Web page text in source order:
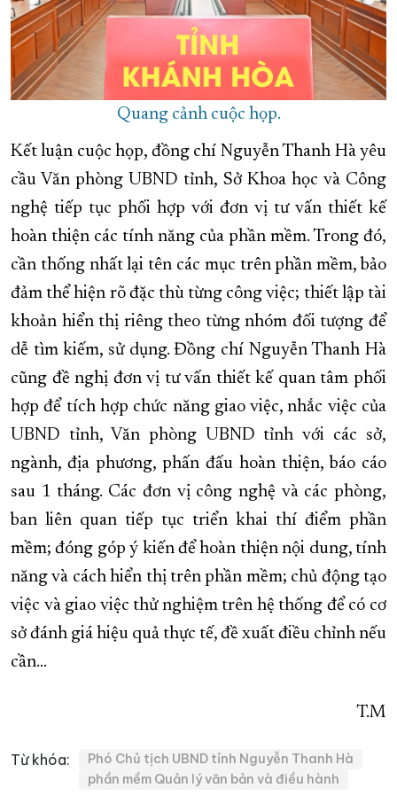
Quang cảnh cuộc họp.
Kết luận cuộc họp, đồng chí Nguyễn Thanh Hà yêu
cầu Văn phòng UBND tỉnh, Sở Khoa học và Công
nghệ tiếp tục phối hợp với đơn vị tư vấn thiết kế
hoàn thiện các tính năng của phần mềm. Trong đó,
cần thống nhất lại tên các mục trên phần mềm, bảo
đảm thể hiện rõ đặc thù từng công việc; thiết lập tài
khoản hiển thị riêng theo từng nhóm đối tượng để
dễ tìm kiếm, sử dụng. Đồng chí Nguyễn Thanh Hà
cũng đề nghị đơn vị tư vấn thiết kế quan tâm phối
hợp để tích hợp chức năng giao việc, nhắc việc của
UBND tỉnh, Văn phòng UBND tỉnh với các sở,
ngành, địa phương, phấn đấu hoàn thiện, báo cáo
sau 1 tháng. Các đơn vị công nghệ và các phòng,
ban liên quan tiếp tục triển khai thí điểm phần
mềm; đóng góp ý kiến để hoàn thiện nội dung, tính
năng và cách hiển thị trên phần mềm; chủ động tạo
việc và giao việc thử nghiệm trên hệ thống để có cơ
sở đánh giá hiệu quả thực tế, đề xuất điều chỉnh nếu
cần…
T.M
Từ khóa:
Phó Chủ tịch UBND tỉnh Nguyễn Thanh Hà
phần mềm Quản lý văn bản và điều hành